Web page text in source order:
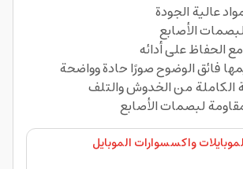
عالية الجودة
الأصابع
الحفاظ على أدائه
فائق الوضوح صورًا حادة وواضحة
الكاملة من الخدوش والتلف
لبصمات الأصابع
واكسسوارات الموبايل